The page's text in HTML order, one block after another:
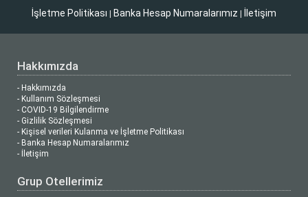
İşletme Politikası | Banka Hesap Numaralarımız | İletişim
Hakkımızda
- Hakkımızda
- Kullanım Sözleşmesi
- COVID-19 Bilgilendirme
- Gizlilik Sözleşmesi
- Kişisel verileri Kulanma ve İşletme Politikası
- Banka Hesap Numaralarımız
- İletişim
Grup Otellerimiz